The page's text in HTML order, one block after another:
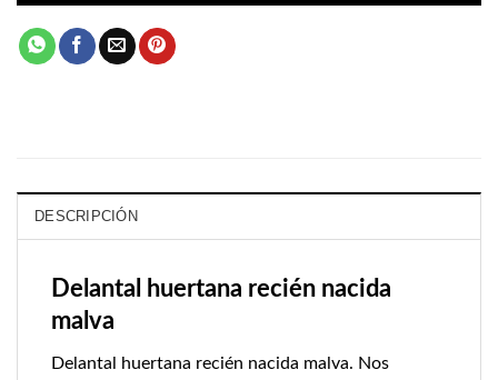
DESCRIPCIÓN
Delantal huertana recién nacida
malva
Delantal huertana recién nacida malva. Nos